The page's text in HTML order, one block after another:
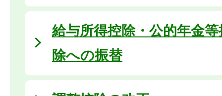
給与所得控除・公的年金
除への振替